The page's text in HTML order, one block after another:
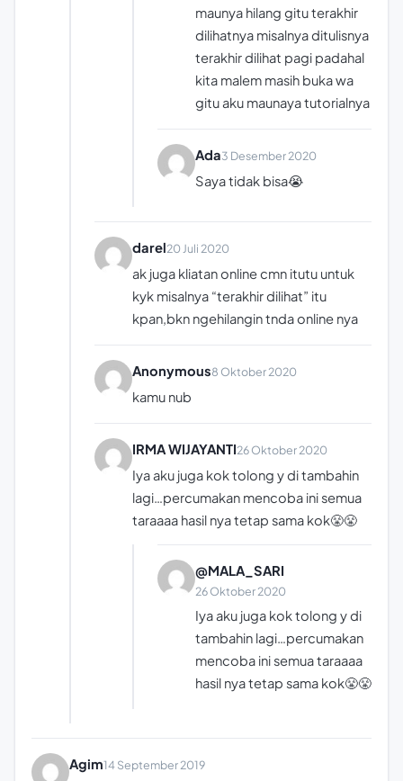
maunya hilang gitu terakhir
dilihatnya misalnya ditulisnya
terakhir dilihat pagi padahal
kita malem masih buka wa
gitu aku maunaya tutorialnya
Ada3 Desember 2020
Saya tidak bisa😭
darel20 Juli 2020
ak juga kliatan online cmn itutu untuk
kyk misalnya “terakhir dilihat” itu
kpan,bkn ngehilangin tnda online nya
Anonymous8 Oktober 2020
kamu nub
IRMA WIJAYANTI26 Oktober 2020
Iya aku juga kok tolong y di tambahin
lagi…percumakan mencoba ini semua
taraaaa hasil nya tetap sama kok😤😤
@MALA_SARI
26 Oktober 2020
Iya aku juga kok tolong y di
tambahin lagi…percumakan
mencoba ini semua taraaaa
hasil nya tetap sama kok😤😤
Agim14 September 2019